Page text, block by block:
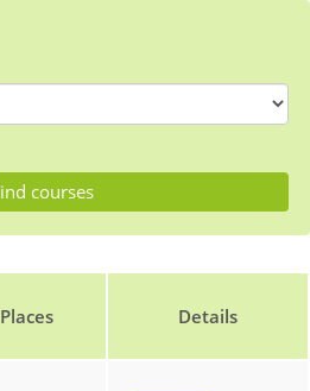
Places Details